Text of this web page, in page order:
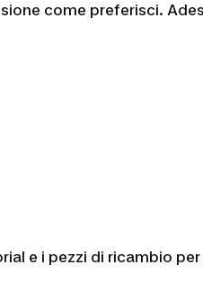
come preferisci.
e i pezzi di ricambio